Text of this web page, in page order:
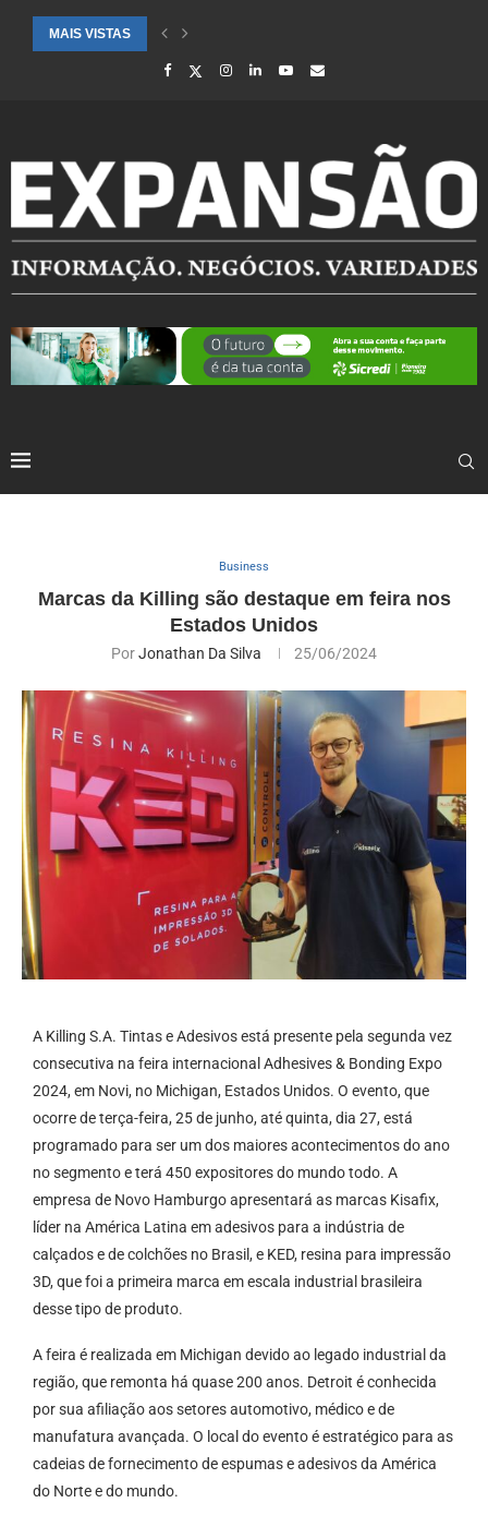
MAIS VISTAS
CIDADES ATENDIDAS PELO SEBRAE RS SÃO DESTAQUE EM
Business
Marcas da Killing são destaque em feira nos
Estados Unidos
PorJonathan Da Silva 25/06/2024
A Killing S.A. Tintas e Adesivos está presente pela segunda vez
consecutiva na feira internacional Adhesives & Bonding Expo
2024, em Novi, no Michigan, Estados Unidos. O evento, que
ocorre de terça-feira, 25 de junho, até quinta, dia 27, está
programado para ser um dos maiores acontecimentos do ano
no segmento e terá 450 expositores do mundo todo. A
empresa de Novo Hamburgo apresentará as marcas Kisafix,
líder na América Latina em adesivos para a indústria de
calçados e de colchões no Brasil, e KED, resina para impressão
3D, que foi a primeira marca em escala industrial brasileira
desse tipo de produto.
A feira é realizada em Michigan devido ao legado industrial da
região, que remonta há quase 200 anos. Detroit é conhecida
por sua afiliação aos setores automotivo, médico e de
manufatura avançada. O local do evento é estratégico para as
cadeias de fornecimento de espumas e adesivos da América
do Norte e do mundo.